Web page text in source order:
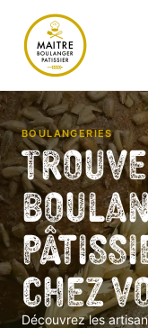
BOULANGERIES
chez
Découvrez les